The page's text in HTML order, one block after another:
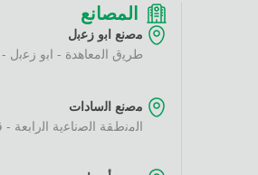
المصانع
ﻣﺻﻧﻊ اﺑو زﻋﺑل
طرﯾق اﻟﻣﻌﺎھدة - اﺑو زﻋﺑل -
ﻣﺻﻧﻊ اﻟﺳﺎدات
اﻟﻣﻧطﻘﺔ اﻟﺻﻧﺎﻋﯾﺔ اﻟراﺑﻌﺔ - ﻗطﻌﺔ رﻗم ١٢٠ -